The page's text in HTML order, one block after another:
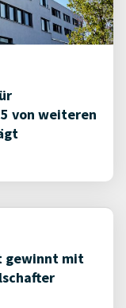
von weiteren
gewinnt mit